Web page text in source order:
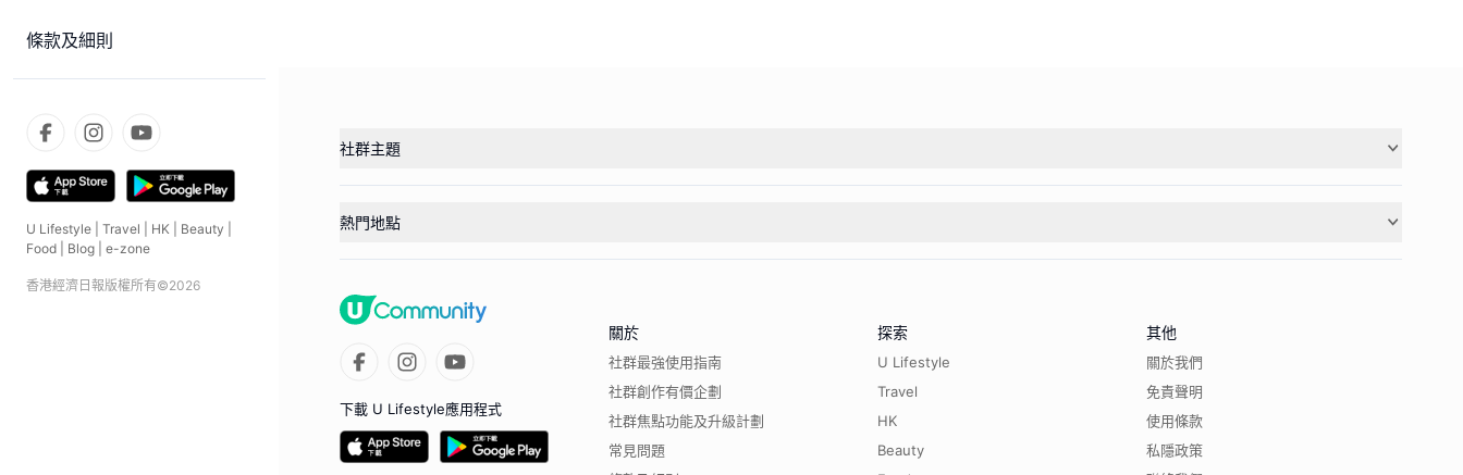
條款及細則
U Lifestyle Travel HK Beauty
Food
Blog e-zone
香港經濟日報版權所有©2026
社群主題
熱門地點
下載 U Lifestyle應用程式
關於
社群最強使用指南
社群創作有價企劃
社群焦點功能及升級計劃
常見問題
探索
U Lifestyle
Travel
HK
Beauty
其他
關於我們
免責聲明
使用條款
私隱政策